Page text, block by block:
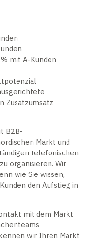
mit A-Kunden
Zusatzumsatz
B2B-
Markt und
telefonischen
organisieren. Wir
wie Sie wissen,
den Aufstieg in
mit dem Markt
wir Ihren Markt